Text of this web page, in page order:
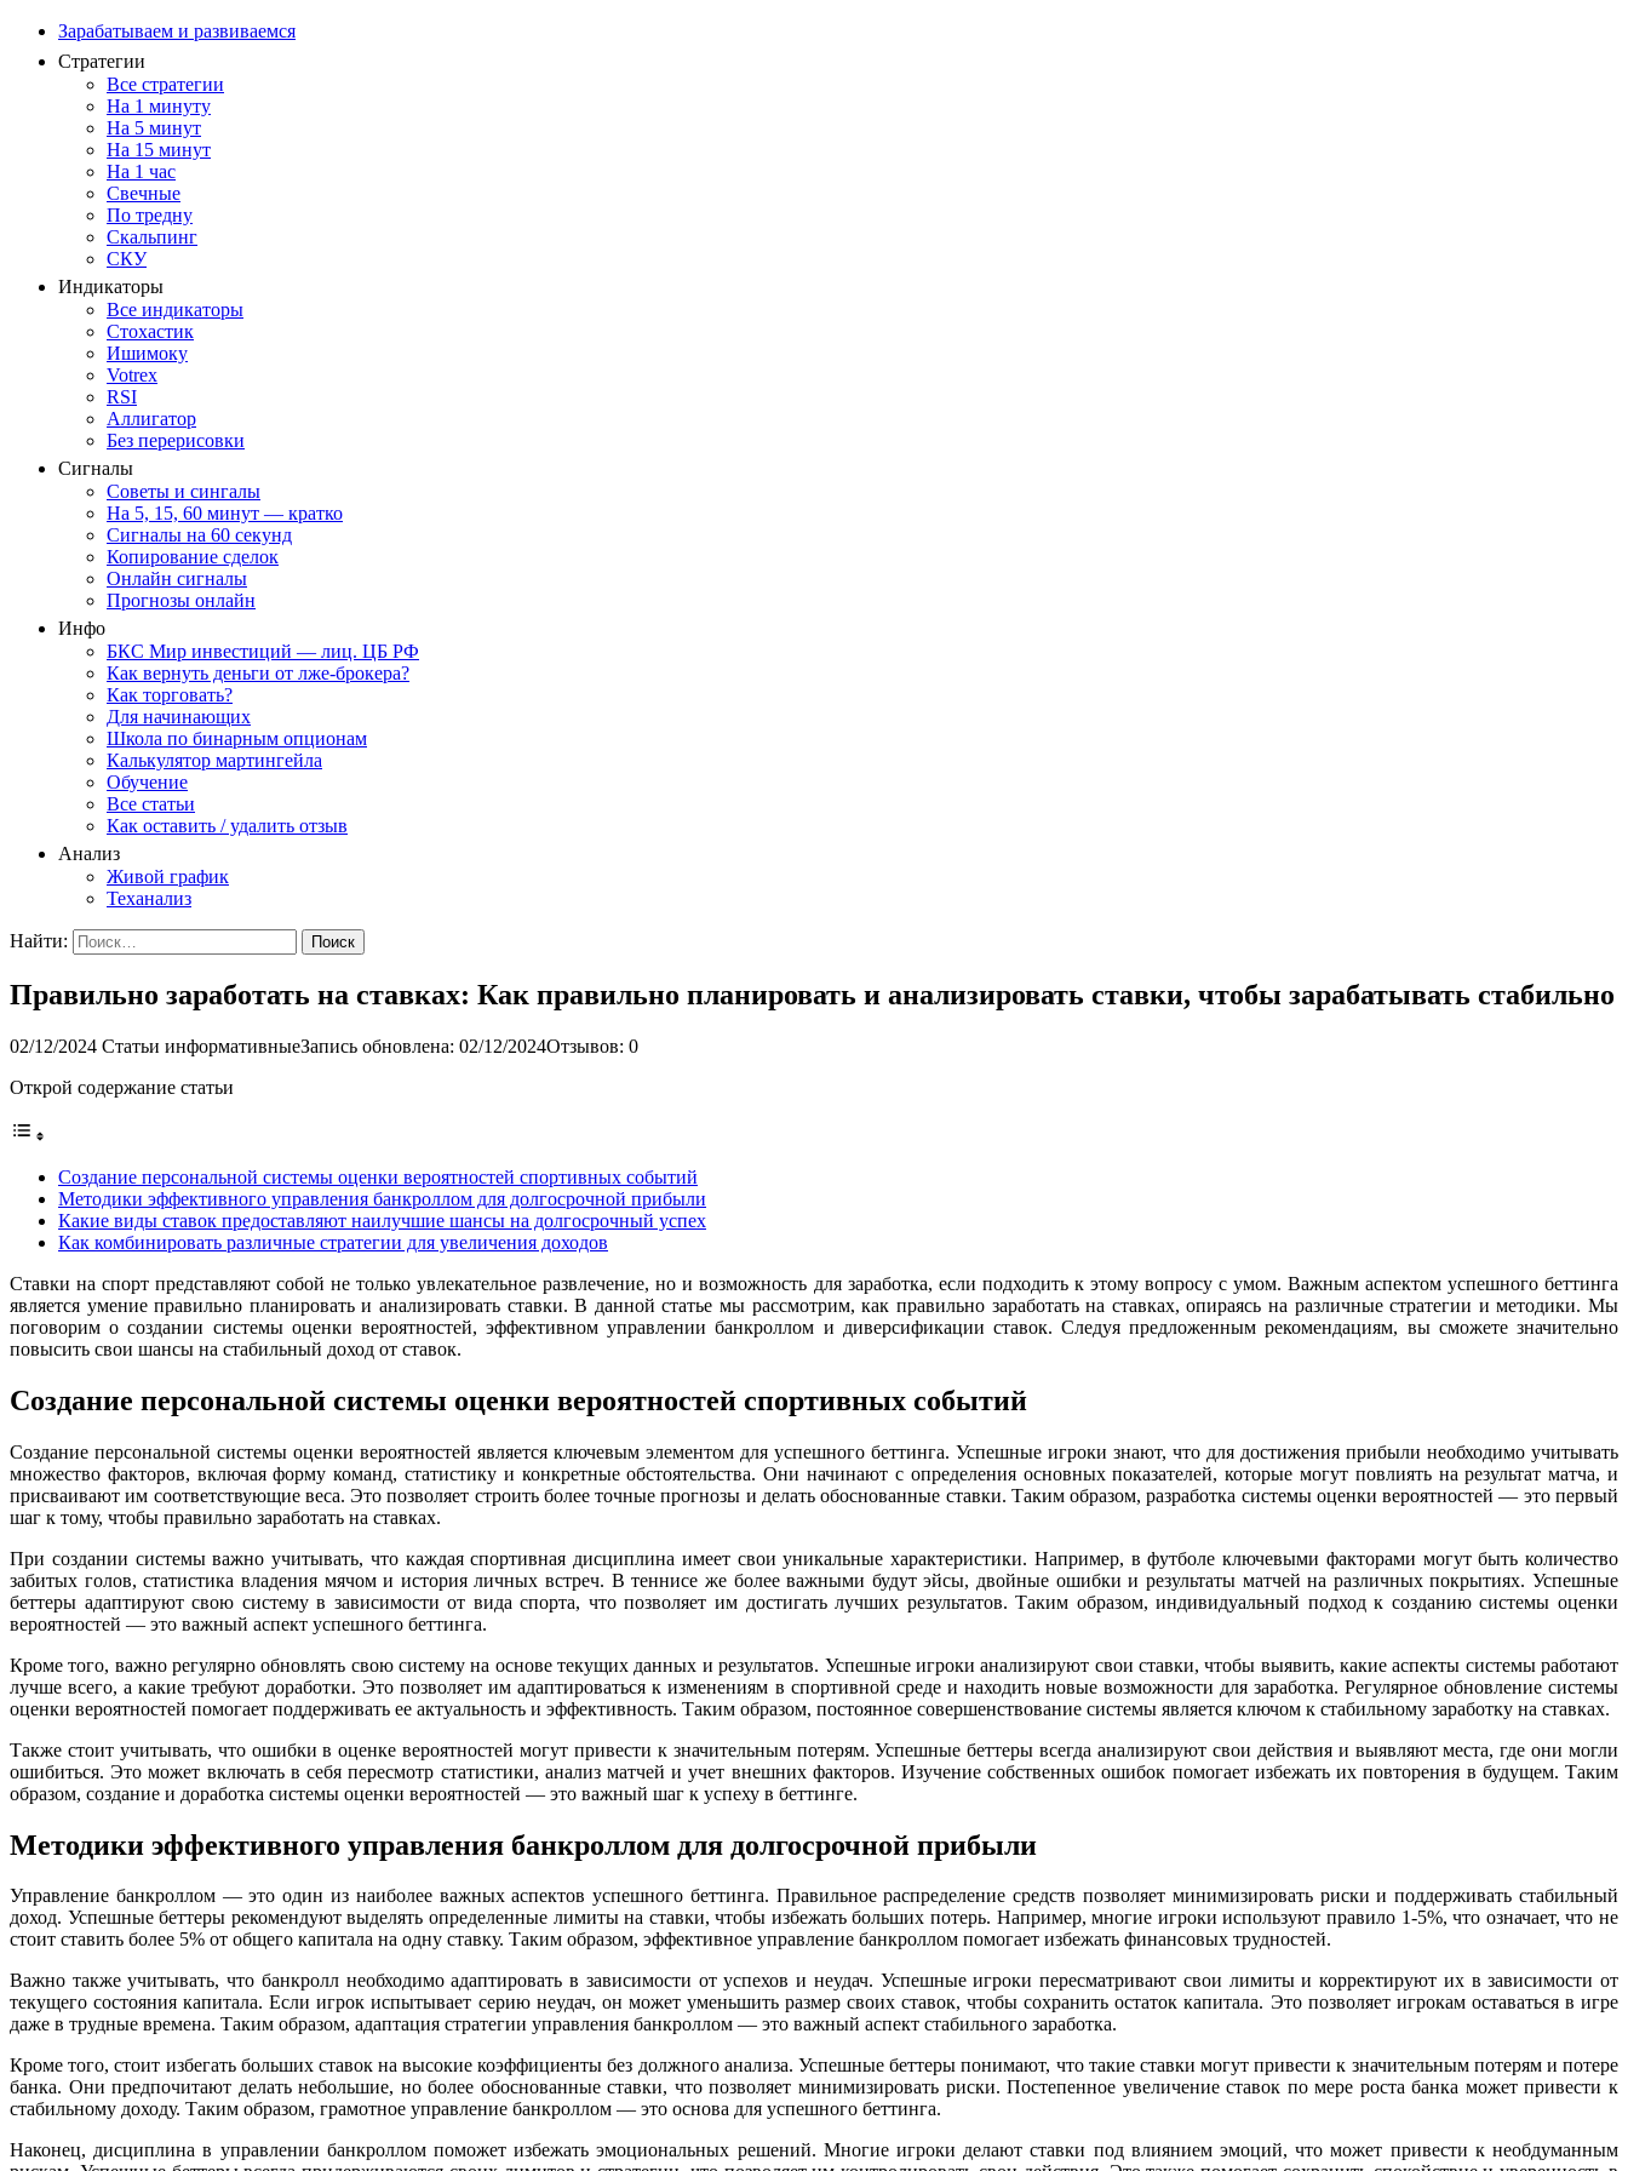
Зарабатываем и развиваемся
Стратегии
Все стратегии
На 1 минуту
На 5 минут
На 15 минут
На 1 час
Свечные
По тредну
Скальпинг
СКУ
Индикаторы
Все индикаторы
Стохастик
Ишимоку
Votrex
RSI
Аллигатор
Без перерисовки
Сигналы
Советы и сингалы
На 5, 15, 60 минут — кратко
Сигналы на 60 секунд
Копирование сделок
Онлайн сигналы
Прогнозы онлайн
Инфо
БКС Мир инвестиций — лиц. ЦБ РФ
Как вернуть деньги от лже-брокера?
Как торговать?
Для начинающих
Школа по бинарным опционам
Калькулятор мартингейла
Обучение
Все статьи
Как оставить / удалить отзыв
Анализ
Живой график
Теханализ
Найти:
Правильно заработать на ставках: Как правильно планировать и анализировать ставки, чтобы зарабатывать стабильно
02/12/2024 Статьи информативныеЗапись обновлена: 02/12/2024Отзывов: 0
Открой содержание статьи
Создание персональной системы оценки вероятностей спортивных событий
Методики эффективного управления банкроллом для долгосрочной прибыли
Какие виды ставок предоставляют наилучшие шансы на долгосрочный успех
Как комбинировать различные стратегии для увеличения доходов
Ставки на спорт представляют собой не только увлекательное развлечение, но и возможность для заработка, если подходить к этому вопросу с умом. Важным аспектом успешного беттинга
является умение правильно планировать и анализировать ставки. В данной статье мы рассмотрим, как правильно заработать на ставках, опираясь на различные стратегии и методики. Мы
поговорим о создании системы оценки вероятностей, эффективном управлении банкроллом и диверсификации ставок. Следуя предложенным рекомендациям, вы сможете значительно
повысить свои шансы на стабильный доход от ставок.
Создание персональной системы оценки вероятностей спортивных событий
Создание персональной системы оценки вероятностей является ключевым элементом для успешного беттинга. Успешные игроки знают, что для достижения прибыли необходимо учитывать
множество факторов, включая форму команд, статистику и конкретные обстоятельства. Они начинают с определения основных показателей, которые могут повлиять на результат матча, и
присваивают им соответствующие веса. Это позволяет строить более точные прогнозы и делать обоснованные ставки. Таким образом, разработка системы оценки вероятностей — это первый
шаг к тому, чтобы правильно заработать на ставках.
При создании системы важно учитывать, что каждая спортивная дисциплина имеет свои уникальные характеристики. Например, в футболе ключевыми факторами могут быть количество
забитых голов, статистика владения мячом и история личных встреч. В теннисе же более важными будут эйсы, двойные ошибки и результаты матчей на различных покрытиях. Успешные
беттеры адаптируют свою систему в зависимости от вида спорта, что позволяет им достигать лучших результатов. Таким образом, индивидуальный подход к созданию системы оценки
вероятностей — это важный аспект успешного беттинга.
Кроме того, важно регулярно обновлять свою систему на основе текущих данных и результатов. Успешные игроки анализируют свои ставки, чтобы выявить, какие аспекты системы работают
лучше всего, а какие требуют доработки. Это позволяет им адаптироваться к изменениям в спортивной среде и находить новые возможности для заработка. Регулярное обновление системы
оценки вероятностей помогает поддерживать ее актуальность и эффективность. Таким образом, постоянное совершенствование системы является ключом к стабильному заработку на ставках.
Также стоит учитывать, что ошибки в оценке вероятностей могут привести к значительным потерям. Успешные беттеры всегда анализируют свои действия и выявляют места, где они могли
ошибиться. Это может включать в себя пересмотр статистики, анализ матчей и учет внешних факторов. Изучение собственных ошибок помогает избежать их повторения в будущем. Таким
образом, создание и доработка системы оценки вероятностей — это важный шаг к успеху в беттинге.
Методики эффективного управления банкроллом для долгосрочной прибыли
Управление банкроллом — это один из наиболее важных аспектов успешного беттинга. Правильное распределение средств позволяет минимизировать риски и поддерживать стабильный
доход. Успешные беттеры рекомендуют выделять определенные лимиты на ставки, чтобы избежать больших потерь. Например, многие игроки используют правило 1-5%, что означает, что не
стоит ставить более 5% от общего капитала на одну ставку. Таким образом, эффективное управление банкроллом помогает избежать финансовых трудностей.
Важно также учитывать, что банкролл необходимо адаптировать в зависимости от успехов и неудач. Успешные игроки пересматривают свои лимиты и корректируют их в зависимости от
текущего состояния капитала. Если игрок испытывает серию неудач, он может уменьшить размер своих ставок, чтобы сохранить остаток капитала. Это позволяет игрокам оставаться в игре
даже в трудные времена. Таким образом, адаптация стратегии управления банкроллом — это важный аспект стабильного заработка.
Кроме того, стоит избегать больших ставок на высокие коэффициенты без должного анализа. Успешные беттеры понимают, что такие ставки могут привести к значительным потерям и потере
банка. Они предпочитают делать небольшие, но более обоснованные ставки, что позволяет минимизировать риски. Постепенное увеличение ставок по мере роста банка может привести к
стабильному доходу. Таким образом, грамотное управление банкроллом — это основа для успешного беттинга.
Наконец, дисциплина в управлении банкроллом поможет избежать эмоциональных решений. Многие игроки делают ставки под влиянием эмоций, что может привести к необдуманным